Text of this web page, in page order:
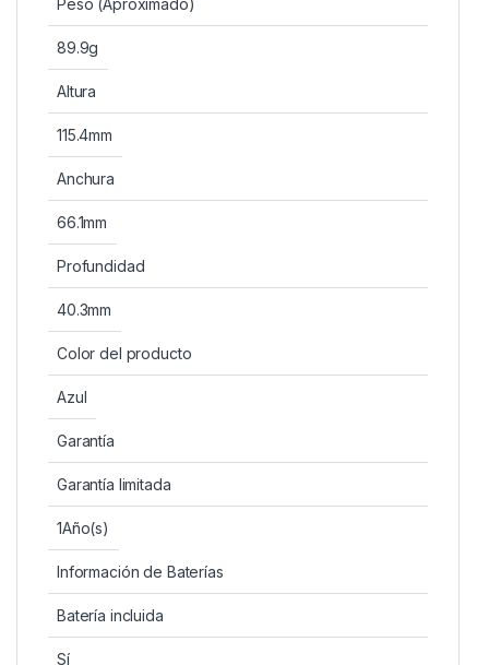
89.9g
Altura
115.4mm
Anchura
66.1mm
Profundidad
40.3mm
Color del producto
Azul
Garantía
Garantía limitada
1Año(s)
Información de Baterías
Batería incluida
Sí